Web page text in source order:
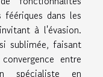
dans les
à l'évasion.
sublimée, faisant
entre
spécialiste en